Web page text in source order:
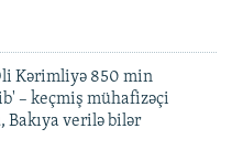
Kərimliyə 850 min
– keçmiş mühafizəçi
Bakıya verilə bilər